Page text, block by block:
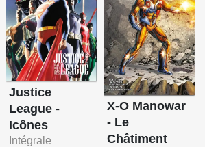
Justice
League -
Icônes
Intégrale
X-O Manowar
- Le
Châtiment